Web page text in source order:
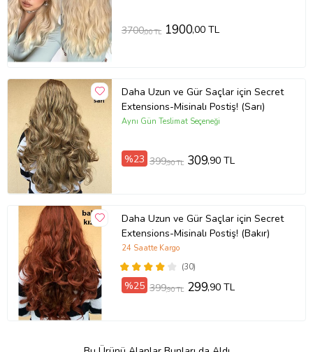
3700,00 TL 1900,00 TL
Daha Uzun ve Gür Saçlar için Secret
Extensions-Misinalı Postiş! (Sarı)
Aynı Gün Teslimat Seçeneği
%23 399,90 TL 309,90 TL
Daha Uzun ve Gür Saçlar için Secret
Extensions-Misinalı Postiş! (Bakır)
(30)
24 Saatte Kargo
%25 399,90 TL 299,90 TL